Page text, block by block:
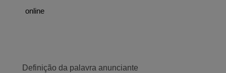
online
Definição da palavra anunciante